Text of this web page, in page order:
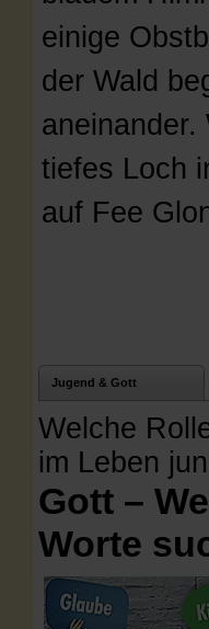
einige
der Wald
aneinander.
tiefes Loch
auf Fee
Jugend & Gott
Welche
im Leben
Gott –
Worte